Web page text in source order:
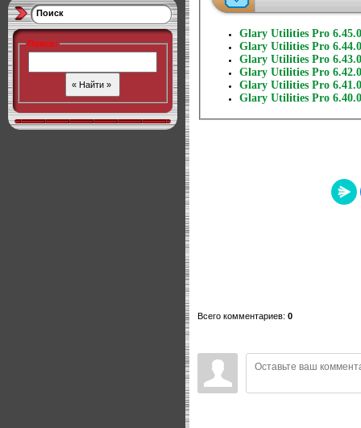
Поиск
Поиск:
Glary Utilities Pro
Glary Utilities Pro
Glary Utilities Pro
Glary Utilities Pro
Glary Utilities Pro
Glary Utilities Pro
Всего комментариев: 0